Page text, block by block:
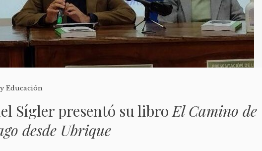
Educación
Sígler presentó su libroEl Camino de
desde Ubrique